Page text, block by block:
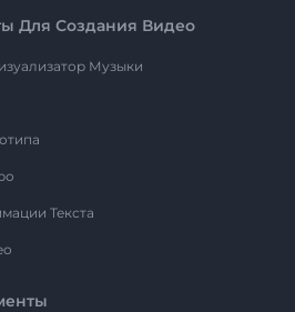
Для Создания Видео
Музыки
Текста